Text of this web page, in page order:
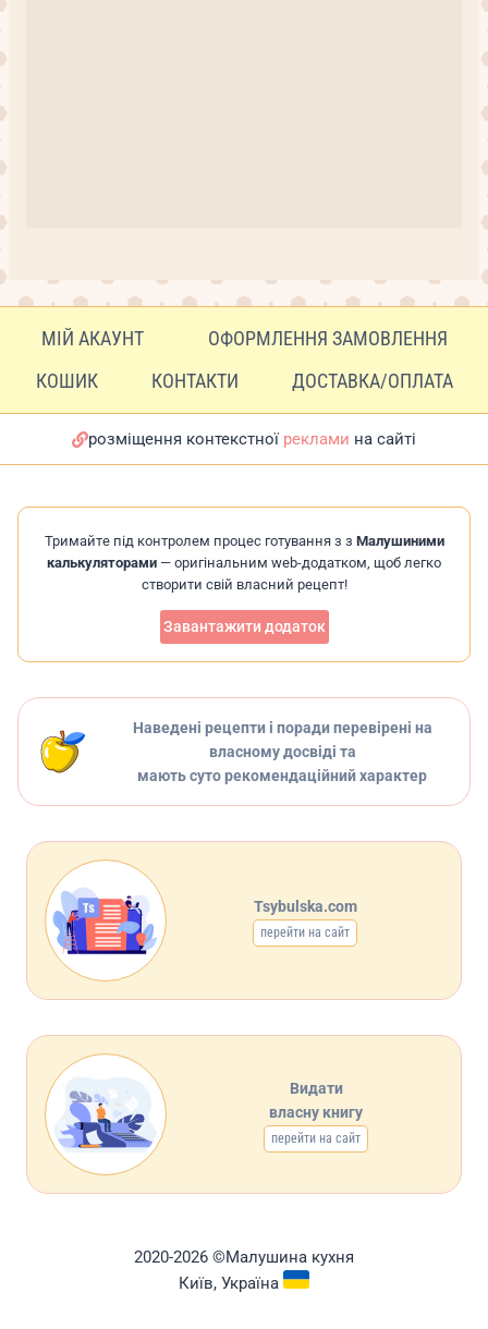
МІЙ АКАУНТ
ОФОРМЛЕННЯ ЗАМОВЛЕННЯ
КОШИК
КОНТАКТИ ДОСТАВКА/ОПЛАТА
розміщення контекстної реклами на сайті
Тримайте під контролем процес готування з з Малушиними
калькуляторами — оригінальним web-додатком, щоб легко
створити свій власний рецепт!
Завантажити додаток
Наведені рецепти і поради перевірені на
власному досвіді та
мають суто рекомендаційний характер
Tsybulska.com
перейти на сайт
Видати
власну книгу
перейти на сайт
2020-2026 ©Малушина кухня
Київ, Україна